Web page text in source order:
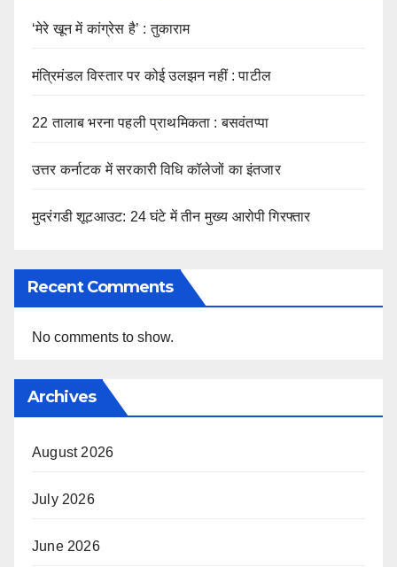
‘मेरे खून में कांग्रेस है’ : तुकाराम
मंत्रिमंडल विस्तार पर कोई उलझन नहीं : पाटील
22 तालाब भरना पहली प्राथमिकता : बसवंतप्पा
उत्तर कर्नाटक में सरकारी विधि कॉलेजों का इंतजार
मुदरंगडी शूटआउट: 24 घंटे में तीन मुख्य आरोपी गिरफ्तार
Recent Comments
No comments to show.
Archives
August 2026
July 2026
June 2026